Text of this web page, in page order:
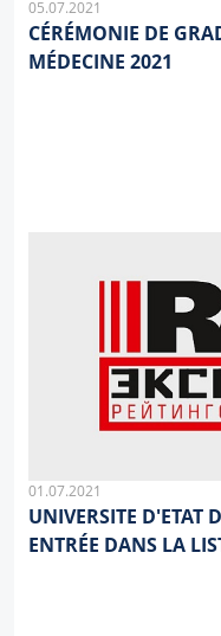
05.07.2021
CÉRÉMONIE DE
MÉDECINE 2021
01.07.2021
UNIVERSITE D'ETAT
ENTRÉE DANS LA